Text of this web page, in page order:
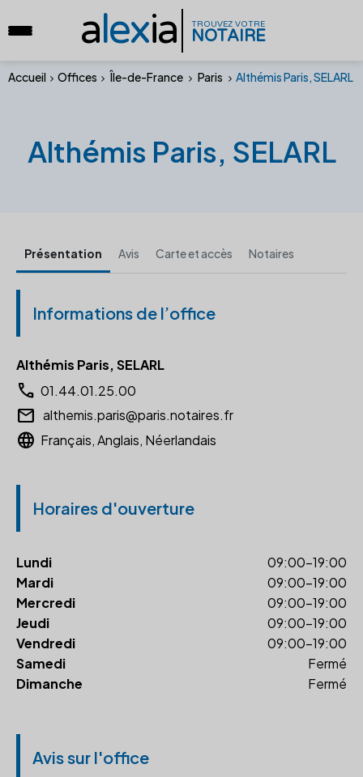
alexia TROUVEZ VOTRE
NOTAIRE
Accueil Offices Île-de-France Paris Althémis Paris, SELARL
Althémis Paris, SELARL
Présentation Avis Carte et accès Notaires
Informations de l’office
Althémis Paris, SELARL
call 01.44.01.25.00
email althemis.paris@paris.notaires.fr
language Français, Anglais, Néerlandais
Horaires d'ouverture
Lundi
09:00-19:00
Mardi
09:00-19:00
Mercredi
09:00-19:00
Jeudi
09:00-19:00
Vendredi
09:00-19:00
Samedi
Fermé
Dimanche
Fermé
Avis sur l'office